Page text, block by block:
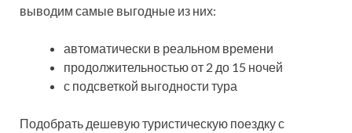
выводим самые выгодные из них:
автоматически в реальном времени
продолжительностью от 2 до 15 ночей
с подсветкой выгодности тура
Подобрать дешевую туристическую поездку с